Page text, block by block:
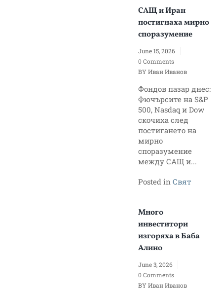
САЩ и Иран
постигнаха мирно
споразумение
June 15, 2026
0 Comments
BY Иван Иванов
Фондов пазар днес:
Фючърсите на S&P
500, Nasdaq и Dow
скочиха след
постигането на
мирно
споразумение
между САЩ и...
Posted in Свят
Много
инвеститори
изгоряха в Баба
Алино
June 3, 2026
0 Comments
BY Иван Иванов